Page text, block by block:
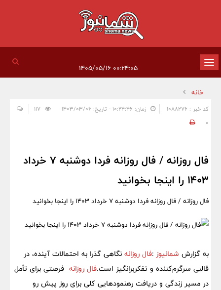
تغییر
وضعیت
ناوبری
خانه
کد خبر : 1088276 زمان: ۱۰:۲۴:۴۶ - تاریخ: ۱۴۰۳/۰۳/۰۶
0
فال روزانه / فال روزانه فردا دوشنبه 7 خرداد
1403 را اینجا بخوانید
فال روزانه / فال روزانه فردا دوشنبه 7 خرداد 1403 را اینجا بخوانید
به گزارش شمانیوز :فال روزانه نگاهی گذرا به احتمالات آینده، در
قالبی سرگرم‌کننده و تفکربرانگیز است.فال روزانه فرصتی برای تأمل
در مسیر زندگی و دریافت رهنمودهایی کلی برای روز پیش رو